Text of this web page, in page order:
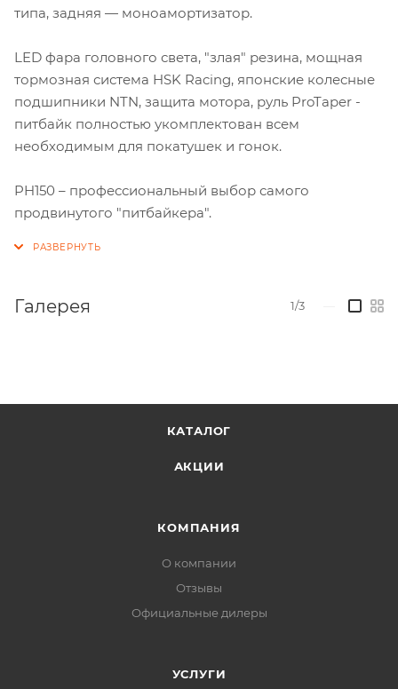
типа, задняя — моноамортизатор.
LED фара головного света, "злая" резина, мощная
тормозная система HSK Racing, японские колесные
подшипники NTN, защита мотора, руль ProTaper -
питбайк полностью укомплектован всем
необходимым для покатушек и гонок.
PH150 – профессиональный выбор самого
продвинутого "питбайкера".
Галерея 1/3
КАТАЛОГ
АКЦИИ
КОМПАНИЯ
О компании
Отзывы
Официальные дилеры
УСЛУГИ